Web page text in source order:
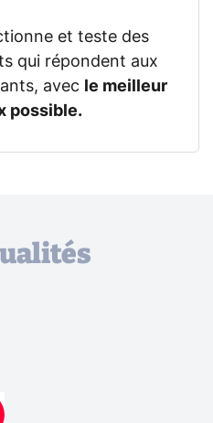
et teste des
qui répondent aux
avec
le meilleur
possible.